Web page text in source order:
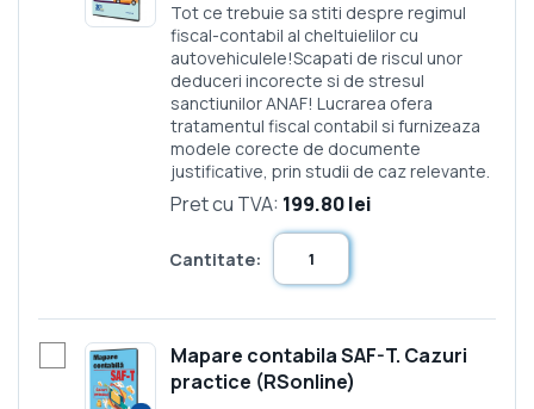
Tot ce trebuie sa stiti despre regimul
fiscal-contabil al cheltuielilor cu
autovehiculele!Scapati de riscul unor
deduceri incorecte si de stresul
sanctiunilor ANAF! Lucrarea ofera
tratamentul fiscal contabil si furnizeaza
modele corecte de documente
justificative, prin studii de caz relevante.
Pret cu TVA: 199.80 lei
Cantitate:
Mapare contabila SAF-T. Cazuri
practice (RSonline)